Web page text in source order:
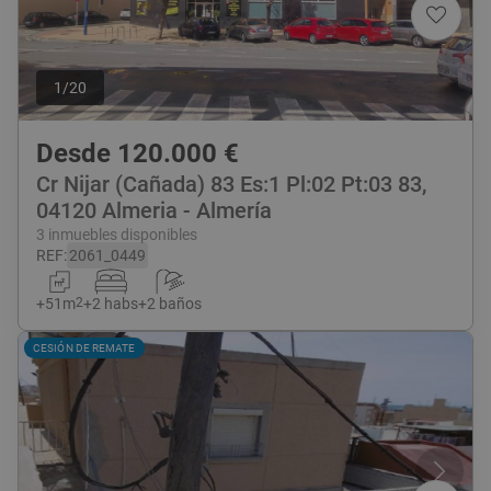
1 /20
Desde 120.000 €
Cr Nijar (cañada) 83 Es:1 Pl:02 Pt:03 83,
04120 Almeria - Almería
3 inmuebles disponibles
REF:2061_0449
+51 m2+2 habs+2 baños
CESIÓN DE REMATE